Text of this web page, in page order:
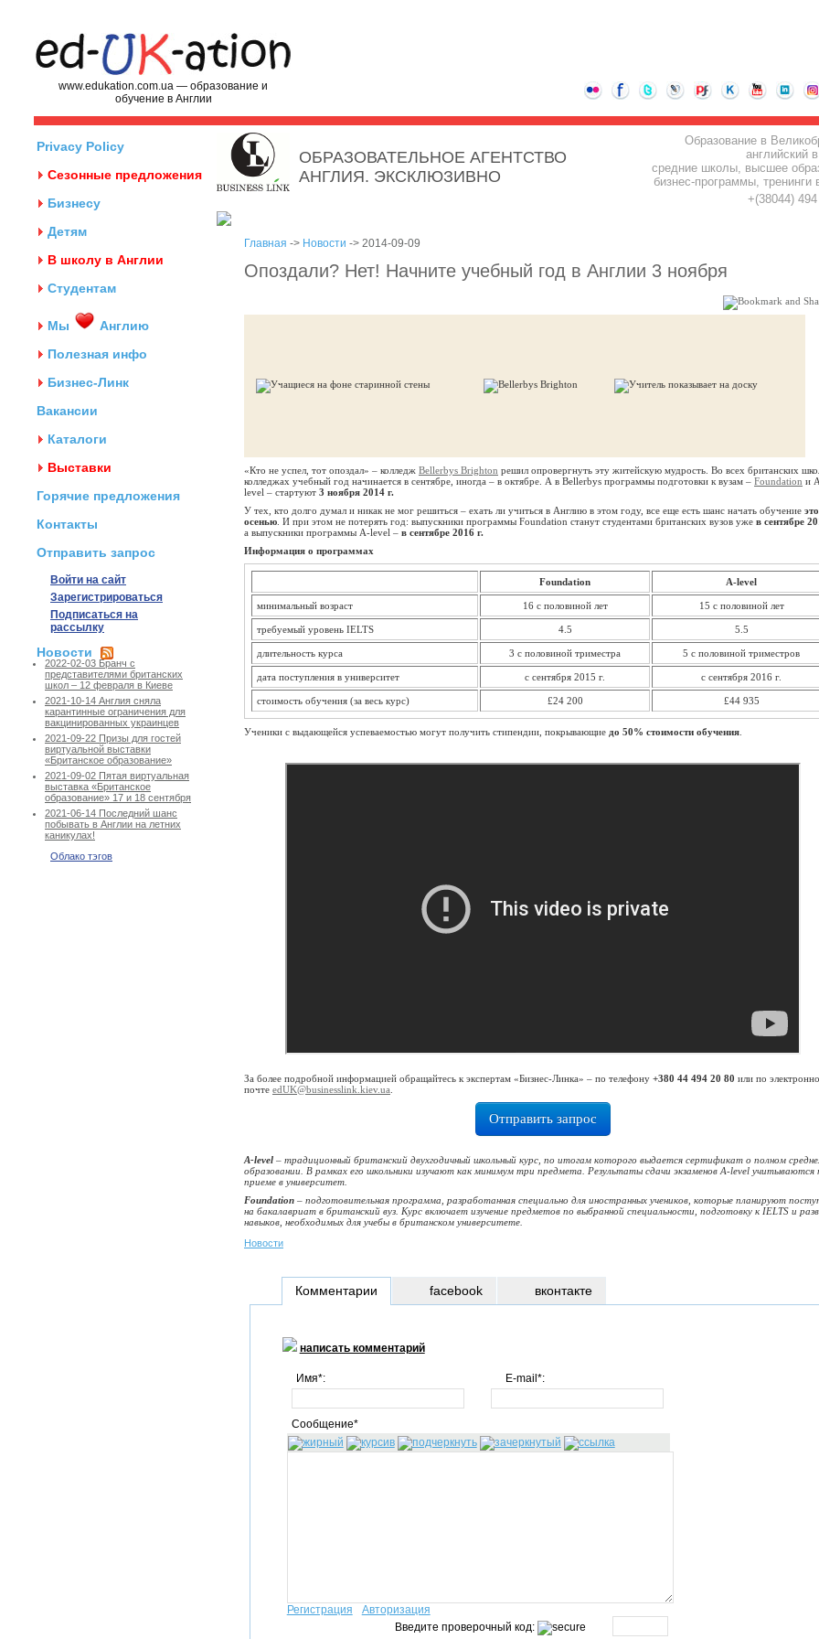
www.edukation.com.ua — образование и
обучение в Англии
Privacy Policy
Сезонные предложения
Бизнесу
Детям
В школу в Англии
Студентам
Мы
Англию
Полезная инфо
Бизнес-Линк
Вакансии
Каталоги
Выставки
Горячие предложения
Контакты
Отправить запрос
Войти на сайт
Зарегистрироваться
Подписаться на
рассылку
Новости
2022-02-03 Бранч с
представителями британских
школ – 12 февраля в Киеве
2021-10-14 Англия сняла
карантинные ограничения для
вакцинированных украинцев
2021-09-22 Призы для гостей
виртуальной выставки
«Британское образование»
2021-09-02 Пятая виртуальная
выставка «Британское
образование» 17 и 18 сентября
2021-06-14 Последний шанс
побывать в Англии на летних
каникулах!
Облако тэгов
ОБРАЗОВАТЕЛЬНОЕ АГЕНТСТВО
АНГЛИЯ. ЭКСКЛЮЗИВНО
Образование в
английский
средние школы, высшее
бизнес-программы, тренинги
+(38044)
Главная -> Новости -> 2014-09-09
Опоздали? Нет! Начните учебный год в Англии 3 ноября
«Кто не успел, тот опоздал» – колледж Bellerbys Brighton решил опровергнуть эту житейскую мудрость. Во всех британских
колледжах учебный год начинается в сентябре, иногда – в октябре. А в Bellerbys программы подготовки к вузам – Foundation и
level – стартуют 3 ноября 2014 г.
У тех, кто долго думал и никак не мог решиться – ехать ли учиться в Англию в этом году, все еще есть шанс начать обучение
осенью . И при этом не потерять год: выпускники программы Foundation станут студентами британских вузов уже в сентябре
а выпускники программы A-level – в сентябре 2016 г.
Информация о программах
Foundation A-level
минимальный возраст 16 с половиной лет 15 с половиной лет
требуемый уровень IELTS 4.5 5.5
длительность курса 3 с половиной триместра 5 с половиной триместров
дата поступления в университет с сентября 2015 г. с сентября 2016 г.
стоимость обучения (за весь курс) £24 200 £44 935
Ученики с выдающейся успеваемостью могут получить стипендии, покрывающие до 50% стоимости обучения
За более подробной информацией обращайтесь к экспертам «Бизнес-Линка» – по телефону +380 44 494 20 80 или по
почте edUK@businesslink.kiev.ua
Отправить запрос
A-level – традиционный британский двухгодичный школьный курс, по итогам которого выдается сертификат о полном
образовании. В рамках его школьники изучают как минимум три предмета. Результаты сдачи экзаменов A-level учитываются
приеме в университет.
Foundation – подготовительная программа, разработанная специально для иностранных учеников, которые планируют
на бакалавриат в британский вуз. Курс включает изучение предметов по выбранной специальности, подготовку к IELTS и
навыков, необходимых для учебы в британском университете.
Новости
Комментарии
написать комментарий
Имя*: E-mail*:
Сообщение*
Регистрация
Авторизация
Введите проверочный код:
facebook вконтакте